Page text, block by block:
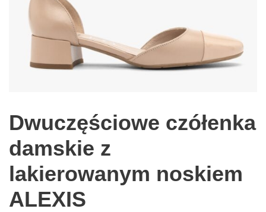
Dwuczęściowe czółenka
damskie z
lakierowanym noskiem
ALEXIS